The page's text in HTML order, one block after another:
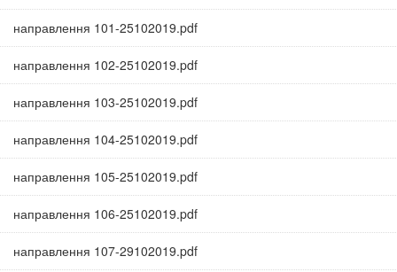
направлення 101-25102019.pdf
направлення 102-25102019.pdf
направлення 103-25102019.pdf
направлення 104-25102019.pdf
направлення 105-25102019.pdf
направлення 106-25102019.pdf
направлення 107-29102019.pdf